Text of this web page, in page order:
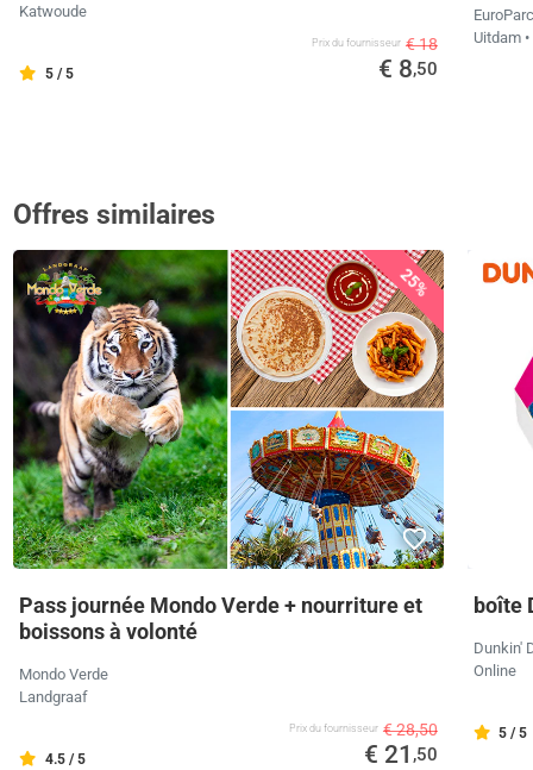
Katwoude
5 / 5
Prix ​​du fournisseur € 18
€ 8,50
Uitdam
Offres similaires
25%
Pass journée Mondo Verde + nourriture et
boissons à volonté
Mondo Verde
Landgraaf
4.5 / 5
Prix ​​du fournisseur € 28,50
€ 21 ,50
boîte
Dunkin'
Online
5 / 5